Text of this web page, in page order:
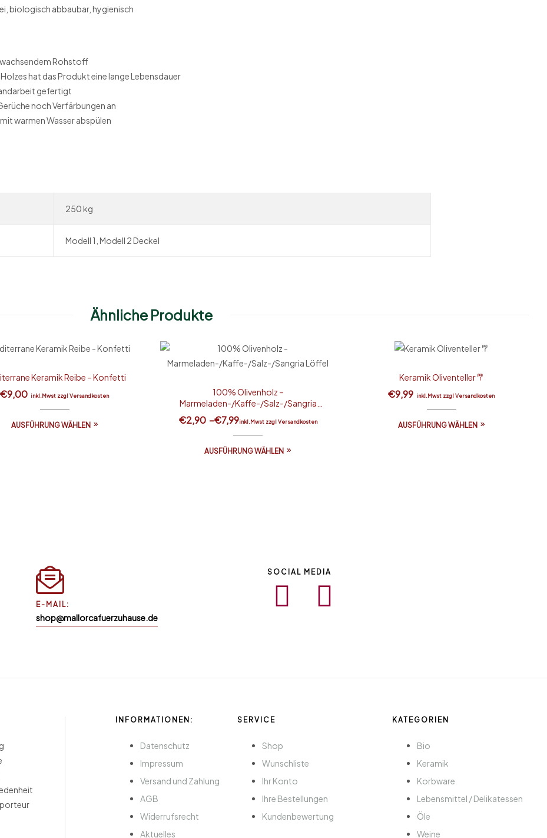
biologisch abbaubar, hygienisch
Rohstoff
hat das Produkt eine lange Lebensdauer
gefertigt
noch Verfärbungen an
warmen Wasser abspülen
250 kg
Modell 1, Modell 2 Deckel
Ähnliche Produkte
Keramik Reibe – Konfetti
€9,00 inkl.Mwst zzgl Versandkosten
AUSFÜHRUNG WÄHLEN
100% Olivenholz –
Marmeladen-/Kaffe-/Salz-/Sangria
Löffel
€2,90 –€7,99inkl.Mwst zzgl Versandkosten
AUSFÜHRUNG WÄHLEN
Keramik Oliventeller 𐂐
€9,99 inkl.Mwst zzgl Versandkosten
AUSFÜHRUNG WÄHLEN
E-MAIL:
shop@mallorcafuerzuhause.de
SOCIAL MEDIA
INFORMATIONEN:
Datenschutz
Impressum
Versand und Zahlung
AGB
Widerrufsrecht
Aktuelles
SERVICE
Shop
Wunschliste
Ihr Konto
Ihre Bestellungen
Kundenbewertung
KATEGORIEN
Bio
Keramik
Korbware
Lebensmittel / Delikatessen
Öle
Weine